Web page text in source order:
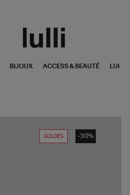
BIJOUX ACCESS & BEAUTÉ LUI
SOLDES -30%